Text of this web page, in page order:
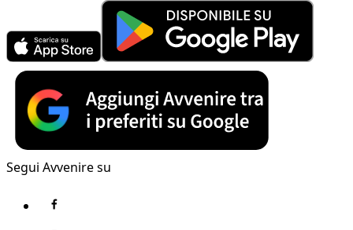
Segui Avvenire su